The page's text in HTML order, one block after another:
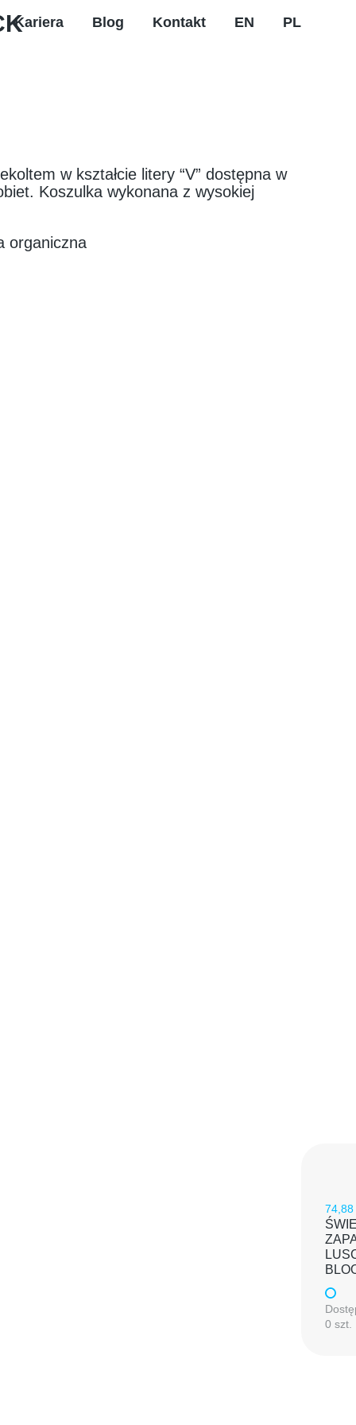
Kariera Blog Kontakt EN PL
w kształcie litery “V” dostępna w
Koszulka wykonana z wysokiej
organiczna
74,88
0 szt.